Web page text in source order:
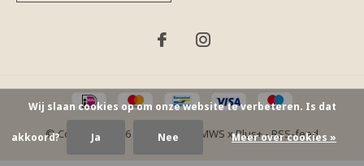
© Copyright 2026 - Theme By DMWS xPlus+-RSS-feed
Wij slaan cookies op om onze website te verbeteren. Is dat
akkoord? Ja Nee Meer over cookies »